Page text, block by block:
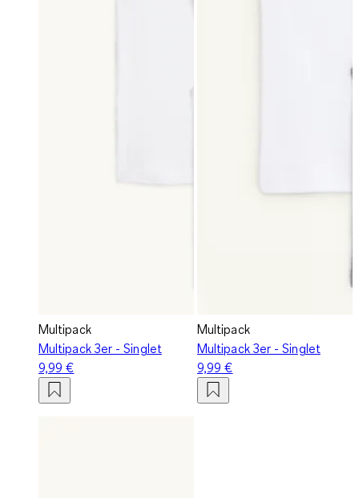
Multipack
Multipack 3er - Singlet
9,99 €
Multipack
Multipack 3er - Singlet
9,99 €